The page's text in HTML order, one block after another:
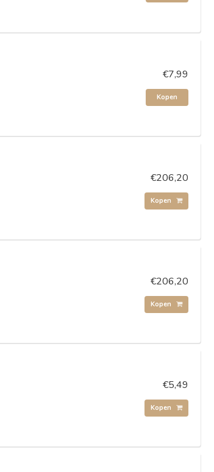
€7,99
Kopen
€206,20
Kopen
€206,20
Kopen
€5,49
Kopen